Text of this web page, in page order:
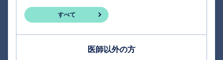
すべて
医師以外の方